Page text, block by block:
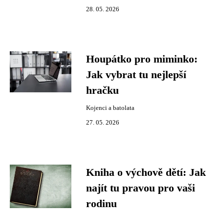
28. 05. 2026
Houpátko pro miminko:
Jak vybrat tu nejlepší
hračku
Kojenci a batolata
27. 05. 2026
Kniha o výchově dětí: Jak
najít tu pravou pro vaši
rodinu